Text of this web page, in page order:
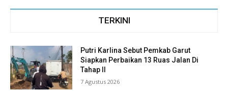
TERKINI
Putri Karlina Sebut Pemkab Garut
Siapkan Perbaikan 13 Ruas Jalan Di
Tahap II
7 Agustus 2026